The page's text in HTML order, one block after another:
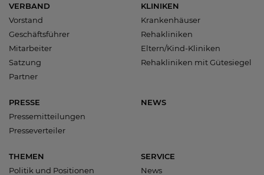
VERBAND
Vorstand
Geschäftsführer
Mitarbeiter
Satzung
Partner
KLINIKEN
Krankenhäuser
Rehakliniken
Eltern/Kind-Kliniken
Rehakliniken mit Gütesiegel
PRESSE
Pressemitteilungen
Presseverteiler
NEWS
THEMEN
Politik und Positionen
SERVICE
News